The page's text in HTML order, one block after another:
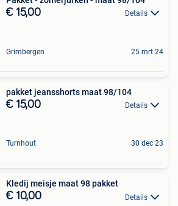
€ 15,00 Details
Grimbergen 25 mrt 24
pakket jeansshorts maat 98/104
€ 15,00 Details
Turnhout 30 dec 23
Kledij meisje maat 98 pakket
€ 10,00 Details